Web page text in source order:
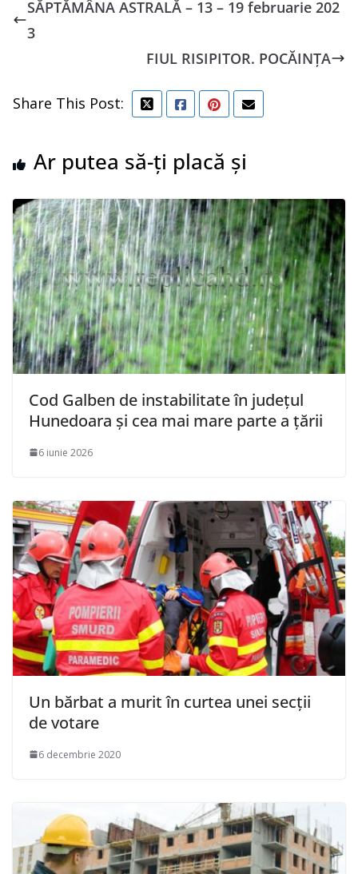
SĂPTĂMÂNA ASTRALĂ – 13 – 19 februarie 202
3
FIUL RISIPITOR. POCĂINȚA
Share This Post:
Ar putea să-ți placă și
Cod Galben de instabilitate în județul
Hunedoara și cea mai mare parte a țării
6 iunie 2026
Un bărbat a murit în curtea unei secţii
de votare
6 decembrie 2020